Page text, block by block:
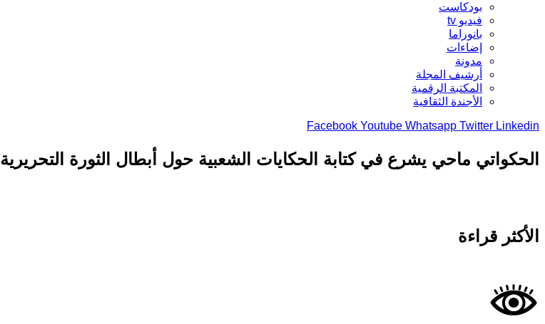
بودكاست
فيديو tv
بانوراما
إضاءات
مدونة
أرشيف المجلة
المكتبة الرقمية
الأجندة الثقافية
Facebook Youtube Whatsapp Twitter Linkedin
الحكواتي ماحي يشرع في كتابة الحكايات الشعبية حول أبطال الثورة التحريرية
الأكثر قراءة